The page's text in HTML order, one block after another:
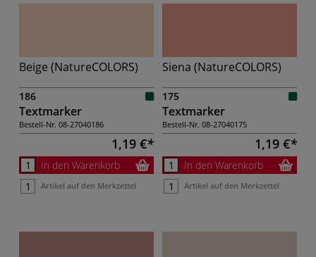
Beige (NatureCOLORS)
186
Textmarker
Bestell-Nr. 08-27040186
1,19 €
In den Warenkorb
Artikel auf den Merkzettel
Siena (NatureCOLORS)
175
Textmarker
Bestell-Nr. 08-27040175
1,19 €
In den Warenkorb
Artikel auf den Merkzettel